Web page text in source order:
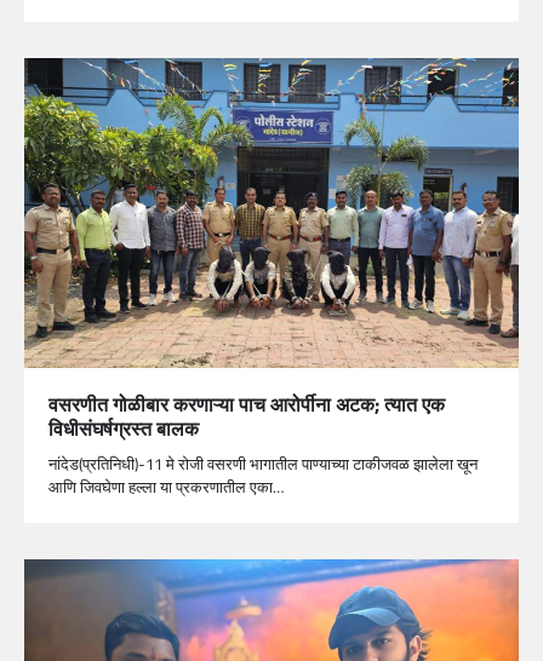
वसरणीत गोळीबार करणाऱ्या पाच आरोर्पीना अटक; त्यात एक
विधीसंघर्षग्रस्त बालक
नांदेड(प्रतिनिधी)-11 मे रोजी वसरणी भागातील पाण्याच्या टाकीजवळ झालेला खून
आणि जिवघेणा हल्ला या प्रकरणातील एका…